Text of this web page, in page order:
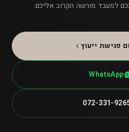
למעבד מורשה הקרוב אליכם.
פגישת ייעוץ
WhatsApp
072-331-